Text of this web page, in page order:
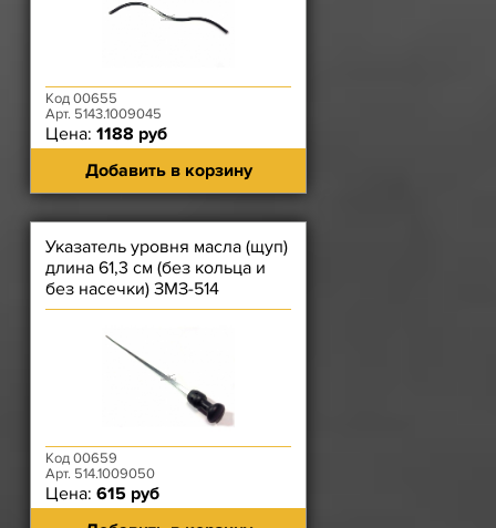
Код 00655
Арт. 5143.1009045
Цена: 1188 руб
Добавить в корзину
Указатель уровня масла (щуп)
длина 61,3 см (без кольца и
без насечки) ЗМЗ-514
Код 00659
Арт. 514.1009050
Цена: 615 руб